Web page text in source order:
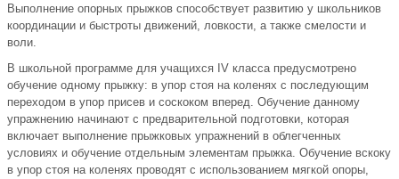
Выполнение опорных прыжков способствует развитию у школьников
координации и быстроты движений, ловкости, а также смелости и
воли.
В школьной программе для учащихся IV класса предусмотрено
обучение одному прыжку: в упор стоя на коленях с последующим
переходом в упор присев и соскоком вперед. Обучение данному
упражнению начинают с предварительной подготовки, которая
включает выполнение прыжковых упражнений в облегченных
условиях и обучение отдельным элементам прыжка. Обучение вскоку
в упор стоя на коленях проводят с использованием мягкой опоры,